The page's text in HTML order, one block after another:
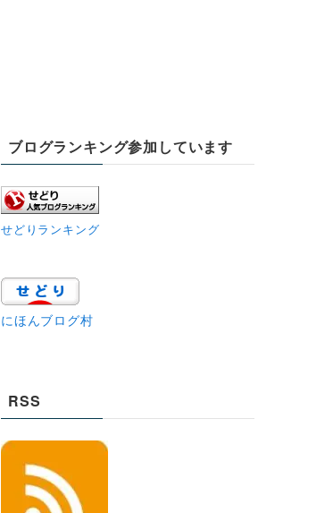
ブログランキング参加しています
せどりランキング
にほんブログ村
RSS